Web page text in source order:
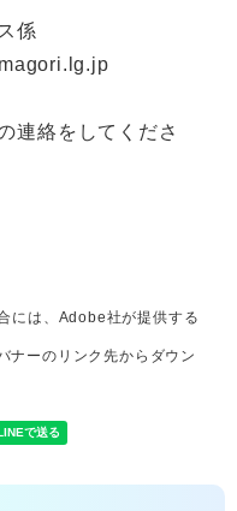
係
連絡をしてくださ
には、Adobe社が提供する
ーのリンク先からダウン